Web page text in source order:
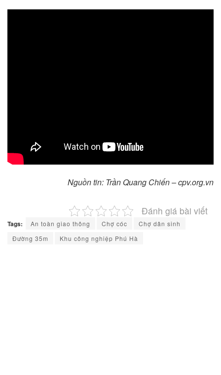
Nguồn tin: Trần Quang Chiến – cpv.org.vn
Đánh giá bài viết
Tags: An toàn giao thông Chợ cóc
Chợ dân sinh
Đường 35m
Khu công nghiệp Phú Hà